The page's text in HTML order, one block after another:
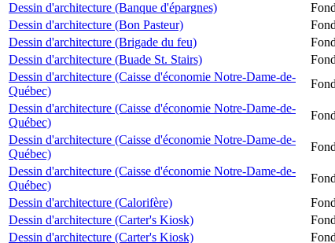
Dessin d'architecture (Banque d'épargnes)
Dessin d'architecture (Bon Pasteur)
Dessin d'architecture (Brigade du feu)
Dessin d'architecture (Buade St. Stairs)
Dessin d'architecture (Caisse d'économie Notre-Dame-de-
Québec)
Dessin d'architecture (Caisse d'économie Notre-Dame-de-
Québec)
Dessin d'architecture (Caisse d'économie Notre-Dame-de-
Québec)
Dessin d'architecture (Caisse d'économie Notre-Dame-de-
Québec)
Dessin d'architecture (Calorifère)
Dessin d'architecture (Carter's Kiosk)
Dessin d'architecture (Carter's Kiosk)